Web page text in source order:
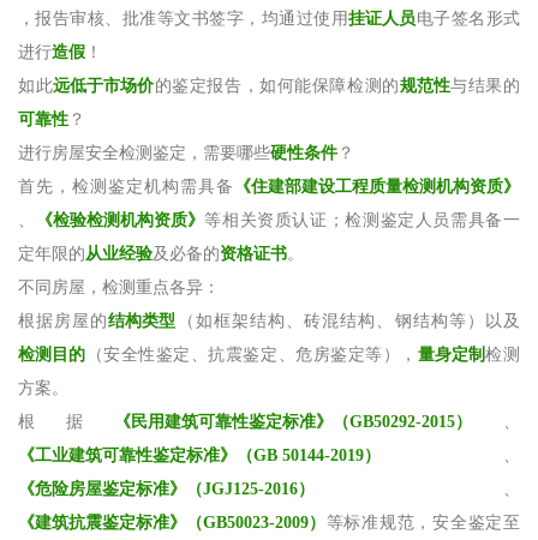
，报告审核、批准等文书签字，均通过使用挂证人员 电子签名形式
进行造假 ！
如此远低于市场价的鉴定报告，如何能保障检测的规范性与结果的
可靠性 ？
进行房屋安全检测鉴定，需要哪些硬性条件？
首先，检测鉴定机构需具备
《住建部建设工程质量检测机构资质》
、
《检验检测机构资质》 等相关资质认证；检测鉴定人员需具备一
定年限的从业经验及必备的资格证书。
不同房屋，检测重点各异：
根据房屋的结构类型 （如框架结构、砖混结构、钢结构等）以及
检测目的 （安全性鉴定、抗震鉴定、危房鉴定等）， 量身定制 检测
方案。
根据
《民用建筑可靠性鉴定标准》（GB50292-2015）
、
《工业建筑可靠性鉴定标准》（GB 50144-2019）
、
《危险房屋鉴定标准》
（JGJ125-2016）
、
《建筑抗震鉴定标准》（GB50023-2009） 等标准规范，安全鉴定至